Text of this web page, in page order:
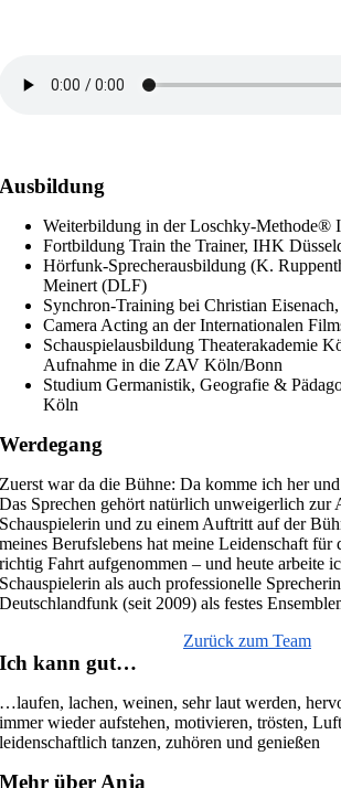
Ausbildung
Weiterbildung in der Loschky-Methode®
Fortbildung Train the Trainer, IHK
Hörfunk-Sprecherausbildung (K.
Meinert (DLF)
Synchron-Training bei Christian
Camera Acting an der Internationalen
Schauspielausbildung Theaterakademie
Aufnahme in die ZAV Köln/Bonn
Studium Germanistik, Geografie &
Köln
Werdegang
Zuerst war da die Bühne: Da komme ich her
Das Sprechen gehört natürlich unweigerlich zur
Schauspielerin und zu einem Auftritt auf der
meines Berufslebens hat meine Leidenschaft für
richtig Fahrt aufgenommen – und heute arbeite
Schauspielerin als auch professionelle
Deutschlandfunk (seit 2009) als festes
Zurück zum Team
Ich kann gut…
…laufen, lachen, weinen, sehr laut werden,
immer wieder aufstehen, motivieren, trösten,
leidenschaftlich tanzen, zuhören und genießen
Mehr über Anja